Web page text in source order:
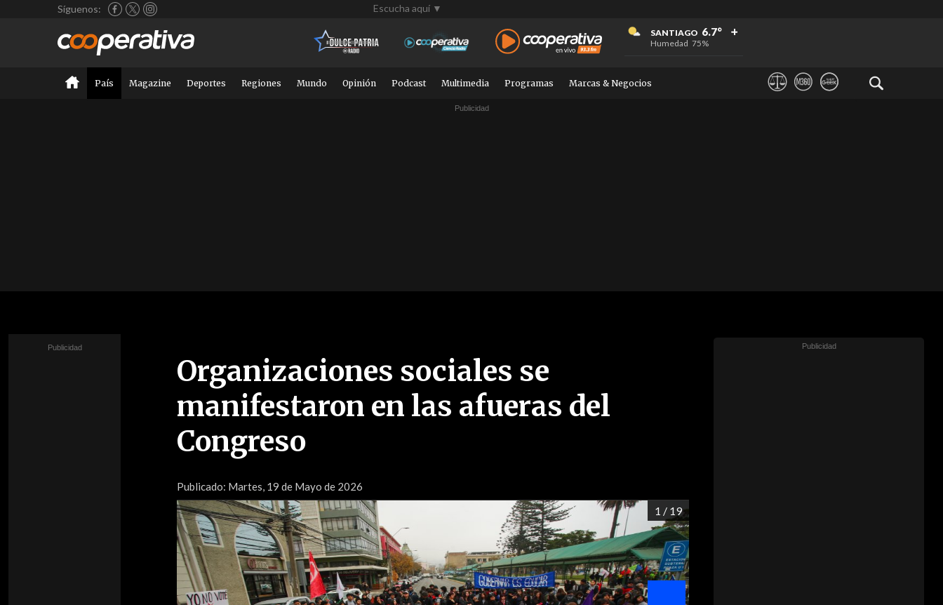
Síguenos: Escucha aquí ▼
SANTIAGO 6.7°
Humedad 75%
+
+
+
País Magazine Deportes Regiones Mundo Opinión Podcast Multimedia Programas Marcas & Negocios
Organizaciones sociales se
manifestaron en las afueras del
Congreso
Publicado: Martes, 19 de Mayo de 2026
1 / 19